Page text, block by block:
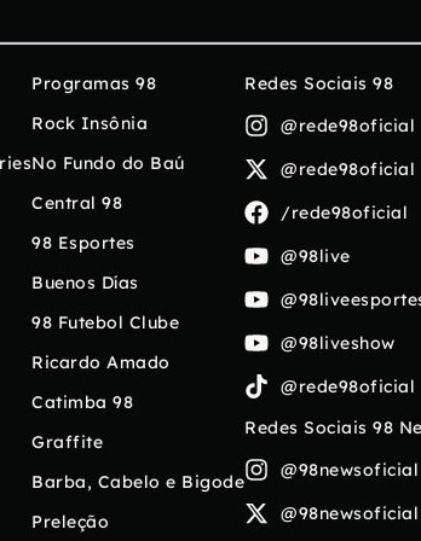
Programas 98
Rock Insônia
No Fundo do Baú
Central 98
98 Esportes
Buenos Días
98 Futebol Clube
Ricardo Amado
Catimba 98
Graffite
Barba, Cabelo e Bigode
Preleção
Redes Sociais 98
@rede98oficial
@rede98oficial
/rede98oficial
@98live
@98liveshow
@rede98oficial
Redes Sociais 98
@98newsoficial
@98newsoficial